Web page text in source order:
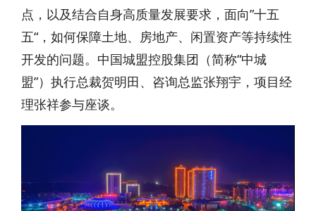
点，以及结合自身高质量发展要求，面向”十五
五“，如何保障土地、房地产、闲置资产等持续性
开发的问题。中国城盟控股集团（简称“中城
盟”）执行总裁贺明田、咨询总监张翔宇，项目经
理张祥参与座谈。